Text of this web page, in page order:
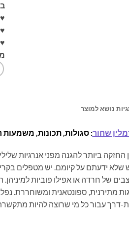
נושא למוצר
שחור: סגולות, תכונות, משמעות
החזקה ביותר להגנה מפני אנרגיות
ידעתם על קיומם. יש מטפלים
של חרדה או אפילו פוביות
מתירנית, ספונטאנית ומשוחררת.
דרך עבור כל מי שרוצה להיות